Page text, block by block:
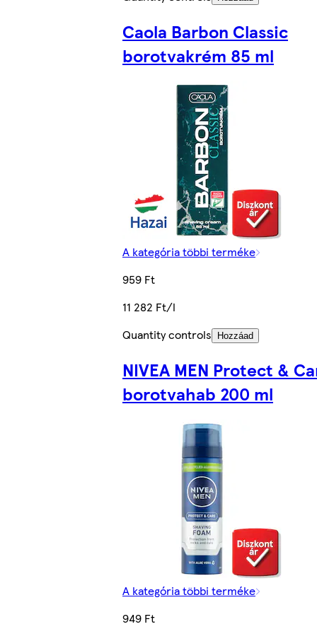
Caola Barbon Classic
borotvakrém 85 ml
A kategória többi terméke
959 Ft
11 282 Ft/l
Quantity controls
Hozzáad
NIVEA MEN Protect &
borotvahab 200 ml
A kategória többi terméke
949 Ft